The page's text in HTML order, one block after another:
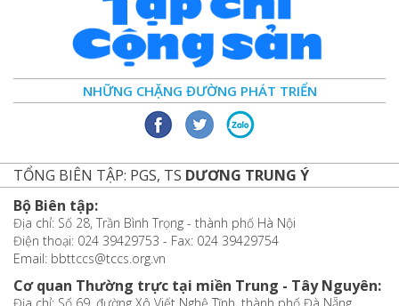
NHỮNG CHẶNG ĐƯỜNG PHÁT TRIỂN
TỔNG BIÊN TẬP: PGS, TS DƯƠNG TRUNG Ý
Bộ Biên tập:
Địa chỉ: Số 28, Trần Bình Trọng - thành phố Hà Nội
Điện thoại: 024 39429753 - Fax: 024 39429754
Email: bbttccs@tccs.org.vn
Cơ quan Thường trực tại miền Trung - Tây Nguyên: